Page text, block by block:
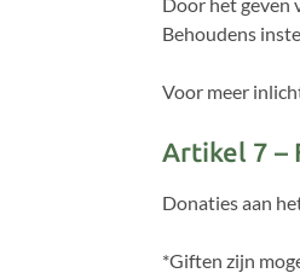
Behoudens
Voor meer
Artikel 7 –
Donaties aan
*Giften zijn